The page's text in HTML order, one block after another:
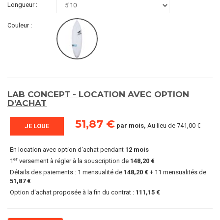
Longueur :
Couleur :
LAB CONCEPT - LOCATION AVEC OPTION
D'ACHAT
JE LOUE 51,87 € par mois, Au lieu de 741,00 €
En location avec option d'achat pendant 12 mois
1er versement à régler à la souscription de 148,20 €
Détails des paiements : 1 mensualité de 148,20 € + 11 mensualités de
51,87 €
Option d'achat proposée à la fin du contrat : 111,15 €